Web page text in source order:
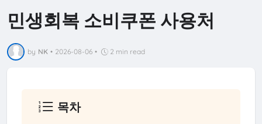
민생회복 소비쿠폰 사용처
by NK • 2026-08-06 • 2 min read
목차